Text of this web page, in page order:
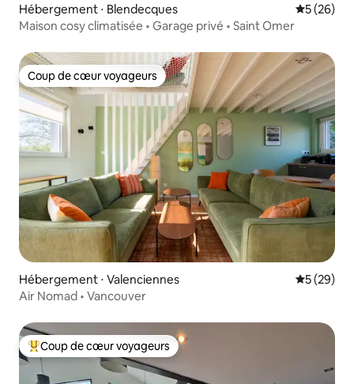
Hébergement ⋅ Blendecques
5 (26)
Maison cosy climatisée • Garage privé • Saint Omer
Coup de cœur voyageurs
Coup de cœur voyageurs
Hébergement ⋅ Valenciennes
5 (29)
Air Nomad • Vancouver
Coups de cœur voyageurs les plus appréciés
Coup de cœur voyageurs